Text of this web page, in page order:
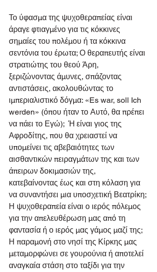
Το ύφασμα της ψυχοθεραπείας είναι
άραγε φτιαγμένο για τις κόκκινες
σημαίες του πολέμου ή τα κόκκινα
σεντόνια του έρωτα; Ο θεραπευτής είναι
στρατιώτης του θεού Άρη,
ξεριζώνοντας άμυνες, σπάζοντας
αντιστάσεις, ακολουθώντας το
ιμπεριαλιστικό δόγμα: «Es war, soll Ich
werden» (όπου ήταν το Αυτό, θα πρέπει
να πάει το Εγώ);  Ή είναι γιος της
Αφροδίτης, που θα χρειαστεί να
υπομείνει τις αβεβαιότητες των
αισθαντικών πειραγμάτων της και των
άπειρων δοκιμασιών της,
κατεβαίνοντας έως και στη κόλαση για
να συναντήσει μια υποσχετική Βεατρίκη;
Η ψυχοθεραπεία είναι ο ιερός πόλεμος
για την απελευθέρωση μας από τη
φαντασία ή ο ιερός μας γάμος μαζί της;
Η παραμονή στο νησί της Κίρκης μας
μεταμορφώνει σε γουρούνια ή αποτελεί
αναγκαία στάση στο ταξίδι για την